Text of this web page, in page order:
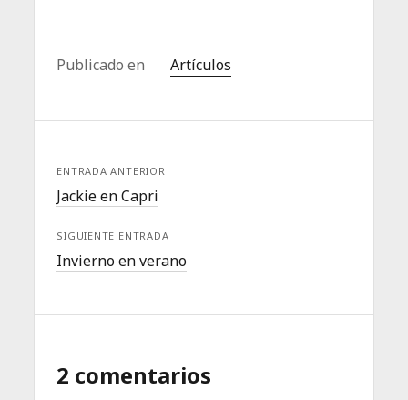
Publicado en Artículos
ENTRADA ANTERIOR
Jackie en Capri
SIGUIENTE ENTRADA
Invierno en verano
2 comentarios